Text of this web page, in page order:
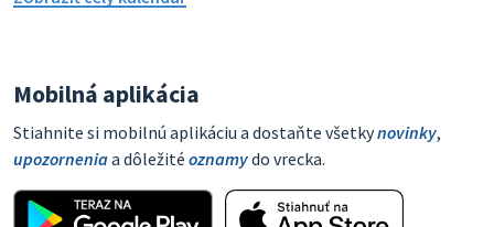
Mobilná aplikácia
Stiahnite si mobilnú aplikáciu a dostaňte všetkynovinky,
upozorneniaa dôležité oznamydo vrecka.